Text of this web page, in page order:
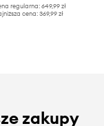
regularna: 649,99 zł
cena: 369,99 zł
zakupy